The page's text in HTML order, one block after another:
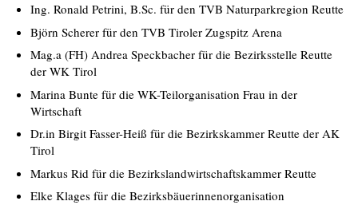
Ing. Ronald Petrini, B.Sc. für den TVB Naturparkregion Reutte
Björn Scherer für den TVB Tiroler Zugspitz Arena
Mag.a (FH) Andrea Speckbacher für die Bezirksstelle Reutte
der WK Tirol
Marina Bunte für die WK-Teilorganisation Frau in der
Wirtschaft
Dr.in Birgit Fasser-Heiß für die Bezirkskammer Reutte der AK
Tirol
Markus Rid für die Bezirkslandwirtschaftskammer Reutte
Elke Klages für die Bezirksbäuerinnenorganisation